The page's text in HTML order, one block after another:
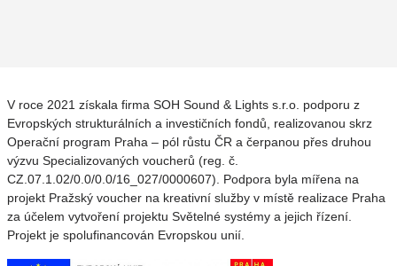
V roce 2021 získala firma SOH Sound & Lights s.r.o. podporu z
Evropských strukturálních a investičních fondů, realizovanou skrz
Operační program Praha – pól růstu ČR a čerpanou přes druhou
výzvu Specializovaných voucherů (reg. č.
CZ.07.1.02/0.0/0.0/16_027/0000607). Podpora byla mířena na
projekt Pražský voucher na kreativní služby v místě realizace Praha
za účelem vytvoření projektu Světelné systémy a jejich řízení.
Projekt je spolufinancován Evropskou unií.